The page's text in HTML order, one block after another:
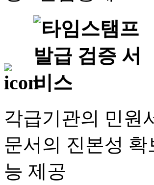
각급기관의 민원
문서의 진본성
능 제공